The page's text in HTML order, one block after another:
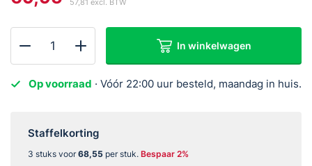
Rookmelder
koppelbaar
aantal
In winkelwagen
Op voorraad · Vóór 22:00 uur besteld, maandag in huis.
Staffelkorting
3 stuks voor68,55 per stuk. Bespaar 2%